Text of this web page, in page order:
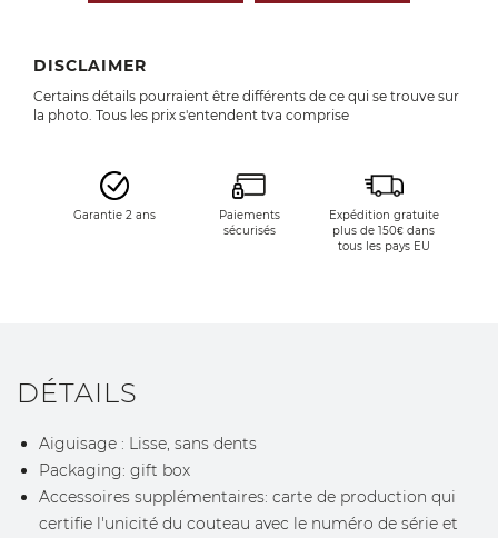
DISCLAIMER
Certains détails pourraient être différents de ce qui se trouve sur
la photo. Tous les prix s'entendent tva comprise
Garantie 2 ans
Paiements
sécurisés
Expédition gratuite
plus de 150€ dans
tous les pays EU
DÉTAILS
Aiguisage : Lisse, sans dents
Packaging: gift box
Accessoires supplémentaires: carte de production qui
certifie l'unicité du couteau avec le numéro de série et